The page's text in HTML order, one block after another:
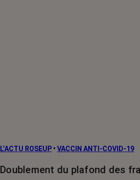
L’ACTU ROSEUP • VACCIN ANTI-COVID-19
Doublement du plafond des